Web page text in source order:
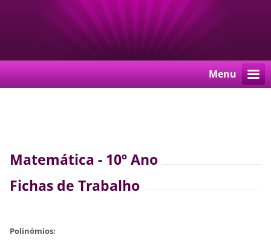
Menu
Matemática - 10º Ano
Fichas de Trabalho
Polinómios: